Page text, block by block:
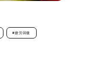
#疲労回復